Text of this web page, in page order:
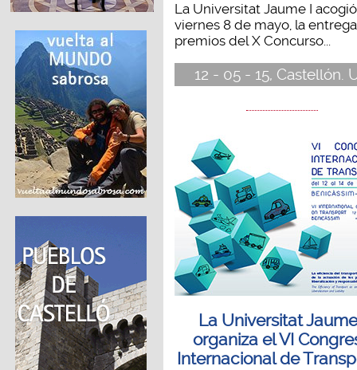
La Universitat Jaume I
viernes 8 de mayo, la
premios del X Concurso...
12 - 05 - 15, Castellón.
La Universitat
organiza el VI
Internacional de